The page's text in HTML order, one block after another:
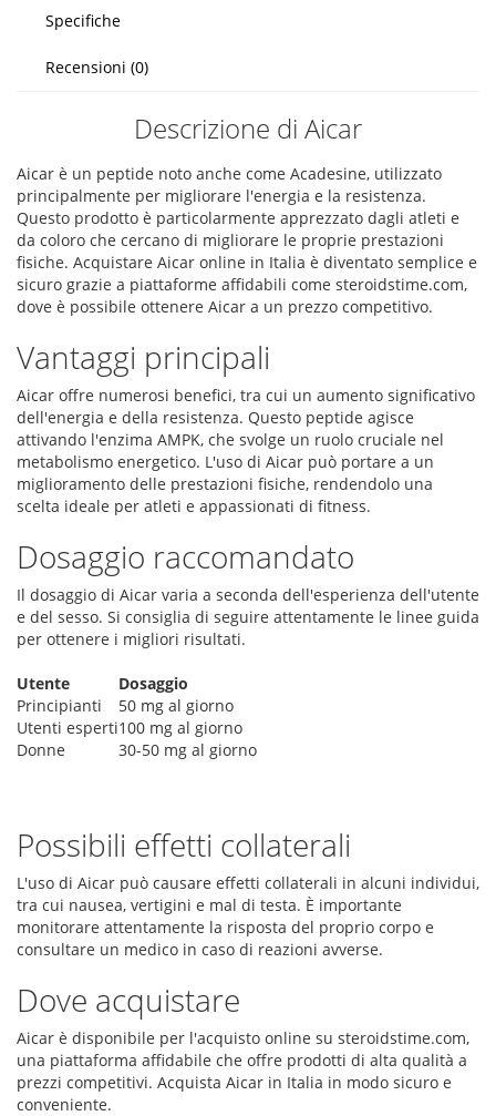
Specifiche
Recensioni (0)
Descrizione di Aicar
Aicar è un peptide noto anche come Acadesine, utilizzato
principalmente per migliorare l'energia e la resistenza.
Questo prodotto è particolarmente apprezzato dagli atleti e
da coloro che cercano di migliorare le proprie prestazioni
fisiche. Acquistare Aicar online in Italia è diventato semplice e
sicuro grazie a piattaforme affidabili come steroidstime.com,
dove è possibile ottenere Aicar a un prezzo competitivo.
Vantaggi principali
Aicar offre numerosi benefici, tra cui un aumento significativo
dell'energia e della resistenza. Questo peptide agisce
attivando l'enzima AMPK, che svolge un ruolo cruciale nel
metabolismo energetico. L'uso di Aicar può portare a un
miglioramento delle prestazioni fisiche, rendendolo una
scelta ideale per atleti e appassionati di fitness.
Dosaggio raccomandato
Il dosaggio di Aicar varia a seconda dell'esperienza dell'utente
e del sesso. Si consiglia di seguire attentamente le linee guida
per ottenere i migliori risultati.
Utente
Dosaggio
Principianti
50 mg al giorno
Utenti esperti100 mg al giorno
Donne
30-50 mg al giorno
Possibili effetti collaterali
L'uso di Aicar può causare effetti collaterali in alcuni individui,
tra cui nausea, vertigini e mal di testa. È importante
monitorare attentamente la risposta del proprio corpo e
consultare un medico in caso di reazioni avverse.
Dove acquistare
Aicar è disponibile per l'acquisto online su steroidstime.com,
una piattaforma affidabile che offre prodotti di alta qualità a
prezzi competitivi. Acquista Aicar in Italia in modo sicuro e
conveniente.